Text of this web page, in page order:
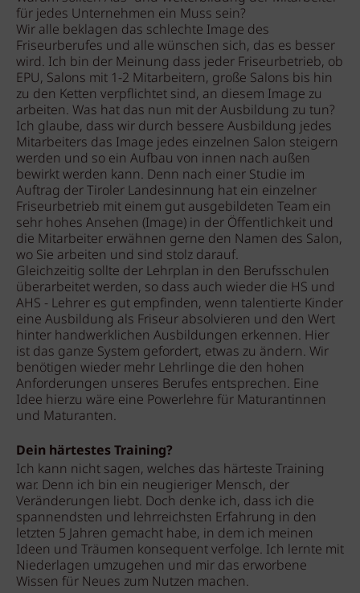
für jedes Unternehmen ein Muss sein?
Wir alle beklagen das schlechte Image des
Friseurberufes und alle wünschen sich, das es besser
wird. Ich bin der Meinung dass jeder Friseurbetrieb, ob
EPU, Salons mit 1-2 Mitarbeitern, große Salons bis hin
zu den Ketten verpflichtet sind, an diesem Image zu
arbeiten. Was hat das nun mit der Ausbildung zu tun?
Ich glaube, dass wir durch bessere Ausbildung jedes
Mitarbeiters das Image jedes einzelnen Salon steigern
werden und so ein Aufbau von innen nach außen
bewirkt werden kann. Denn nach einer Studie im
Auftrag der Tiroler Landesinnung hat ein einzelner
Friseurbetrieb mit einem gut ausgebildeten Team ein
sehr hohes Ansehen (Image) in der Öffentlichkeit und
die Mitarbeiter erwähnen gerne den Namen des Salon,
wo Sie arbeiten und sind stolz darauf.
Gleichzeitig sollte der Lehrplan in den Berufsschulen
überarbeitet werden, so dass auch wieder die HS und
AHS - Lehrer es gut empfinden, wenn talentierte Kinder
eine Ausbildung als Friseur absolvieren und den Wert
hinter handwerklichen Ausbildungen erkennen. Hier
ist das ganze System gefordert, etwas zu ändern. Wir
benötigen wieder mehr Lehrlinge die den hohen
Anforderungen unseres Berufes entsprechen. Eine
Idee hierzu wäre eine Powerlehre für Maturantinnen
und Maturanten.
Dein härtestes Training?
Ich kann nicht sagen, welches das härteste Training
war. Denn ich bin ein neugieriger Mensch, der
Veränderungen liebt. Doch denke ich, dass ich die
spannendsten und lehrreichsten Erfahrung in den
letzten 5 Jahren gemacht habe, in dem ich meinen
Ideen und Träumen konsequent verfolge. Ich lernte mit
Niederlagen umzugehen und mir das erworbene
Wissen für Neues zum Nutzen machen.